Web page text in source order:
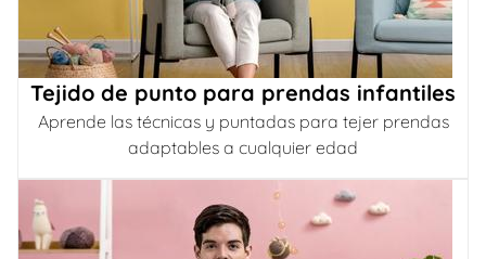
Tejido de punto para prendas infantiles
Aprende las técnicas y puntadas para tejer prendas
adaptables a cualquier edad